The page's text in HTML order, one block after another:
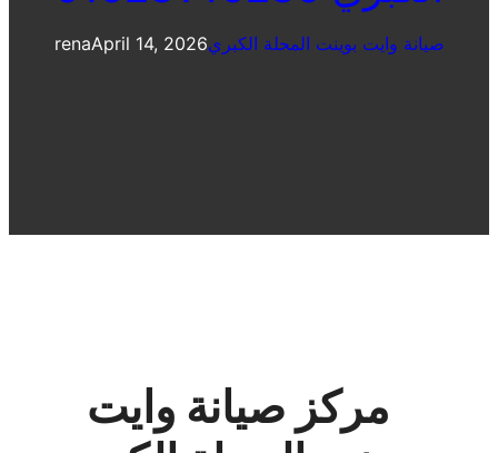
renaApril 14, 2026صيانة وايت بوينت المحلة الكبري
مركز صيانة وايت